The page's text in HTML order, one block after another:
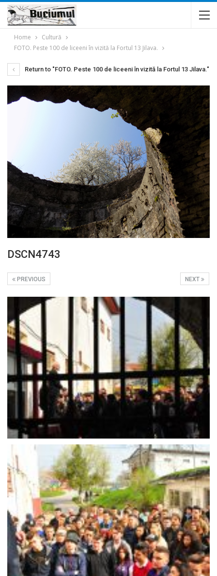
Home
Cultură
FOTO. Peste 100 de liceeni în vizită la Fortul 13 Jilava.
Return to "FOTO. Peste 100 de liceeni în vizită la Fortul 13 Jilava."
DSCN4743
NEXT
PREVIOUS